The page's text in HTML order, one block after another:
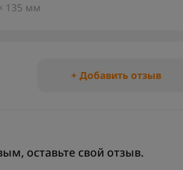
135 мм
+ Добавить отзыв
оставьте свой отзыв.